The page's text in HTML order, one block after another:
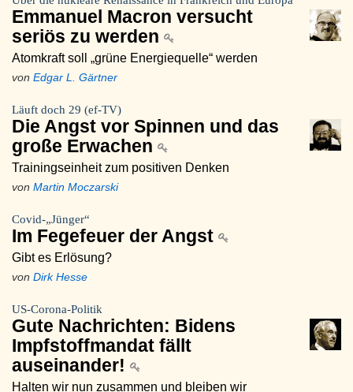
Emmanuel Macron versucht
seriös zu werden
Atomkraft soll „grüne Energiequelle“ werden
von Edgar L. Gärtner
Läuft doch 29 (ef-TV)
Die Angst vor Spinnen und das
große Erwachen
Trainingseinheit zum positiven Denken
von Martin Moczarski
Covid-„Jünger“
Im Fegefeuer der Angst
Gibt es Erlösung?
von Dirk Hesse
US-Corona-Politik
Gute Nachrichten: Bidens
Impfstoffmandat fällt
auseinander!
Halten wir nun zusammen und bleiben wir